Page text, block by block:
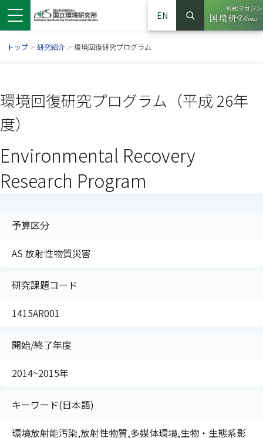
EN
サイト内検索
検索
Webマガジン
（別ウイ
トップ > 研究紹介 > 環境回復研究プログラム
環境回復研究プログラム（平成 26年
度）
Environmental Recovery
Research Program
予算区分
AS 放射性物質災害
研究課題コード
1415AR001
開始/終了年度
2014~2015年
キーワード(日本語)
環境放射能汚染,放射性物質,多媒体環境,生物・生態系影